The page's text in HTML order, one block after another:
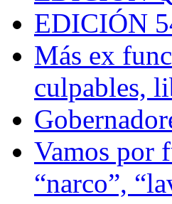
EDICIÓN
Más ex
culpables,
Vamos por
“narco”,